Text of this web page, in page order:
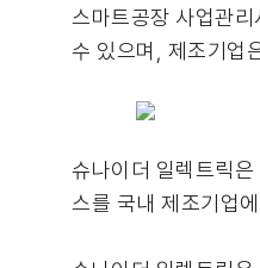
스마트공장 사업관
수 있으며, 제조기업
슈나이더 일렉트릭
스를 국내 제조기업